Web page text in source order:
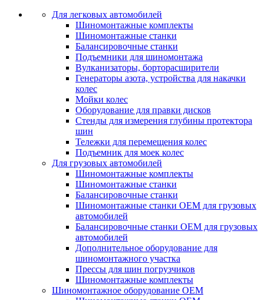
Для легковых автомобилей
Шиномонтажные комплекты
Шиномонтажные станки
Балансировочные станки
Подъемники для шиномонтажа
Вулканизаторы, борторасширители
Генераторы азота, устройства для накачки
колес
Мойки колес
Оборудование для правки дисков
Стенды для измерения глубины протектора
шин
Тележки для перемещения колес
Подъемник для моек колеc
Для грузовых автомобилей
Шиномонтажные комплекты
Шиномонтажные станки
Балансировочные станки
Шиномонтажные станки ОЕМ для грузовых
автомобилей
Балансировочные станки ОЕМ для грузовых
автомобилей
Дополнительное оборудование для
шиномонтажного участка
Прессы для шин погрузчиков
Шиномонтажные комплекты
Шиномонтажное оборудование ОЕМ